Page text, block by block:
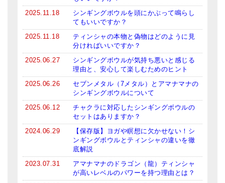
プレミアム・ティンシャ（L・M）
ベーシック・ティンシャ（4種）
チベット・真マントラ香
お香定期購入（ラクとくサブスク）
チベット高僧のオラクルカード
ベル＆ドルジェ
シンギングボウル入門本・CD
アウトレット
2025.11.18
シンギングボウルを頭にかぶって鳴らし
てもいいですか？
2025.11.18
ティンシャの本物と偽物はどのように見
分ければいいですか？
2025.06.27
シンギングボウルが気持ち悪いと感じる
理由と、安心して楽しむためのヒント
2025.06.26
セブンメタル（7メタル）とアマナマナの
シンギングボウルについて
2025.06.12
チャクラに対応したシンギングボウルの
セットはありますか？
2024.06.29
【保存版】ヨガや瞑想に欠かせない！シ
ンギングボウルとティンシャの違いを徹
底解説
2023.07.31
アマナマナのドラゴン（龍）ティンシャ
が高いレベルのパワーを持つ理由とは？